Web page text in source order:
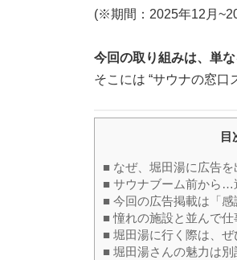
(※期間：2025年12月
今回の取り組みは、単
そこには “サウナの窓口
目
■ なぜ、堀田湯に広告
■ サウナブーム前から…
■ 今回の広告掲載は「感
■ 憧れの施設と並んで
■ 堀田湯に行く際は、
■ 堀田湯さんの魅力は別